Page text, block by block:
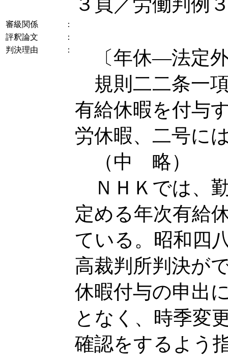
審級関係
：
評釈論文
：
判決理由
：
〔年休―法定
規則二二条一
有給休暇を付与
労休暇、二号に
（中 略）
ＮＨＫでは、
定める年次有給
ている。昭和四
高裁判所判決が
休暇付与の申出
となく、時季変
確認をするよう